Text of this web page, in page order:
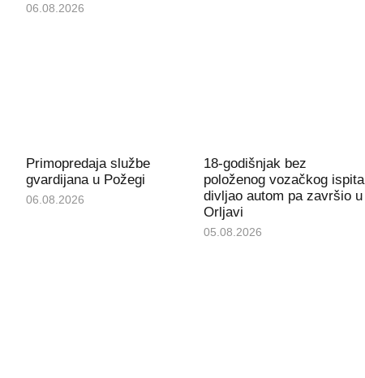
06.08.2026
Primopredaja službe
gvardijana u Požegi
06.08.2026
18-godišnjak bez
položenog vozačkog ispita
divljao autom pa završio u
Orljavi
05.08.2026